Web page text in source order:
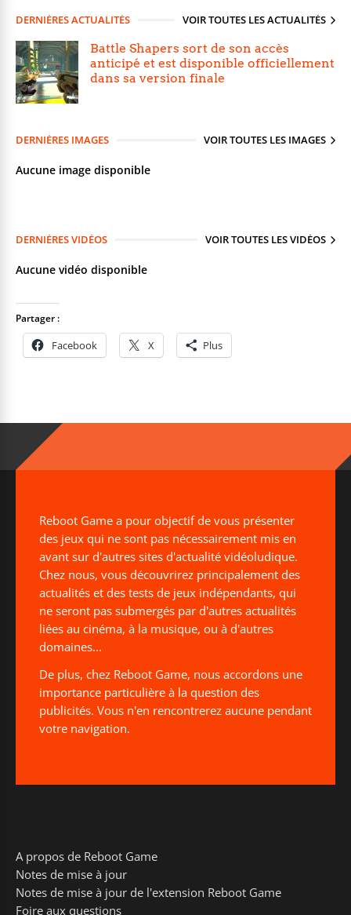
DERNIÈRES ACTUALITÉS VOIR TOUTES LES ACTUALITÉS
Battle Shapers sort de son accès
anticipé et est disponible officiellement
dans sa version finale
DERNIÈRES IMAGES VOIR TOUTES LES IMAGES
Aucune image disponible
DERNIÈRES VIDÉOS VOIR TOUTES LES VIDÉOS
Aucune vidéo disponible
Partager :
Facebook X Plus
Reboot Game a pour objectif de vous présenter
des jeux qui ne sont pas nécessairement mis en
avant sur d'autres sites d'actualité vidéoludique.
Chez nous, vous découvrirez principalement des
actualités et des tests de jeux indépendants, qui
ne seront pas submergés par d'autres actualités
liées au cinéma, à la musique, ou à d'autres
domaines...
De plus, chez Reboot Game, nous accordons une
importance particulière à la question des
publicités. Vous n'en rencontrerez aucune pendant
votre navigation.
A propos de Reboot Game
Notes de mise à jour
Notes de mise à jour de l'extension Reboot Game
Foire aux questions